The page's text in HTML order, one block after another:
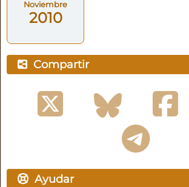
Noviembre
2010
Compartir
Ayudar